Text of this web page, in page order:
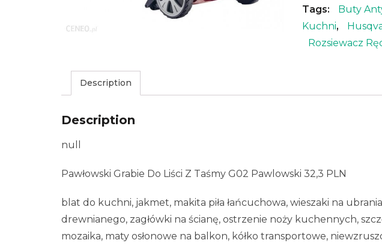
Tags:
Buty
Kuchni,
Rozsiewacz
Description
Description
null
Pawłowski Grabie Do Liści Z Taśmy G02 Pawlowski 32,3 PLN
blat do kuchni, jakmet, makita piła łańcuchowa, wieszaki na
drewnianego, zagłówki na ścianę, ostrzenie noży kuchennych,
mozaika, maty osłonowe na balkon, kółko transportowe,